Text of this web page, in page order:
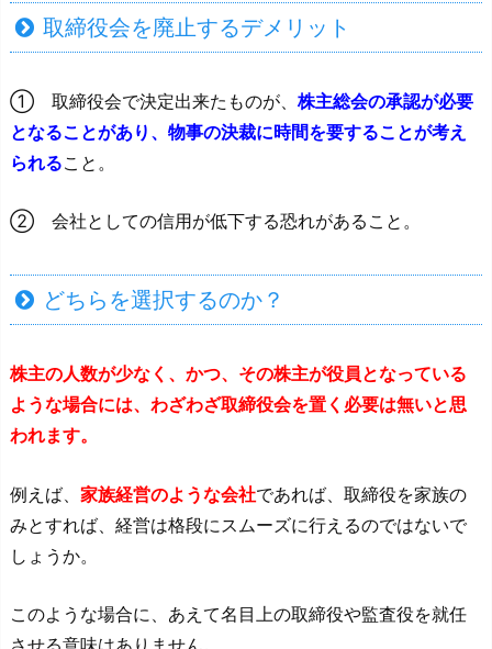
取締役会を廃止するデメリット
① 取締役会で決定出来たものが、 株主総会の承認が必要
となることがあり、物事の決裁に時間を要することが考え
られること。
② 会社としての信用が低下する恐れがあること。
どちらを選択するのか？
株主の人数が少なく、かつ、その株主が役員となっている
ような場合には、わざわざ取締役会を置く必要は無いと思
われます。
例えば、 家族経営のような会社であれば、取締役を家族の
みとすれば、経営は格段にスムーズに行えるのではないで
しょうか。
このような場合に、あえて名目上の取締役や監査役を就任